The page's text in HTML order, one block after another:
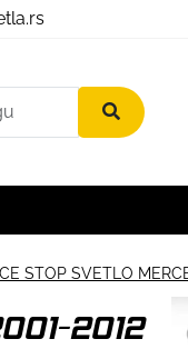
STOP SVETLO
2012